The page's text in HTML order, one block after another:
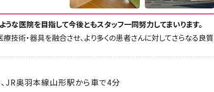
な医院を目指して今後ともスタッフ一同努力してまいります。
技術・器具を融合させ、より多くの患者さんに対してさらなる良質
JR奥羽本線山形駅から車で4分